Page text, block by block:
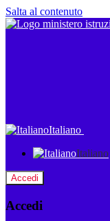
Salta al contenuto
Italiano
Italiano
Accedi
Accedi